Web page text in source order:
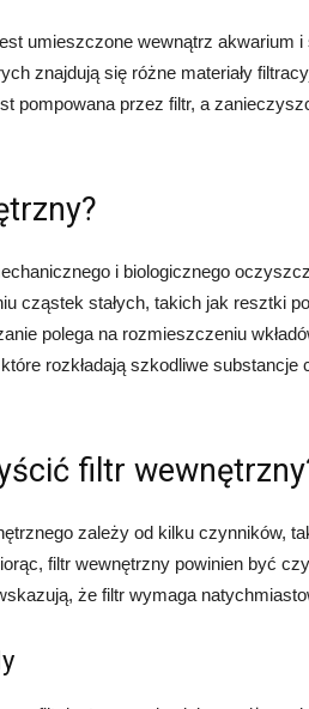
umieszczone wewnątrz akwarium
znajdują się różne materiały
pompowana przez filtr, a
i biologicznego
cząstek stałych, takich jak resztki
polega na rozmieszczeniu
rozkładają szkodliwe substancje
filtr
zależy od kilku czynników,
filtr wewnętrzny powinien być
że filtr wymaga